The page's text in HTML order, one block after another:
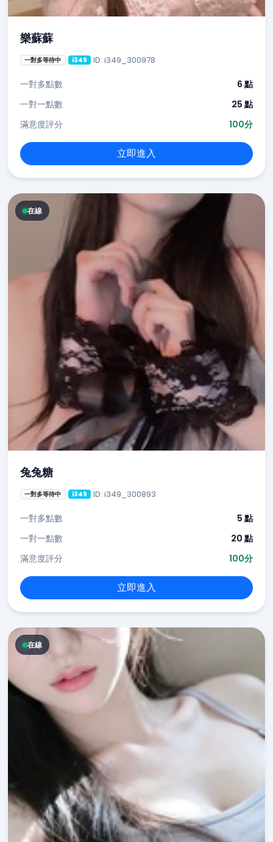
樂蘇蘇
一對多等待中 i349 ID: i349_300978
一對多點數
6 點
一對一點數
25 點
滿意度評分
100分
立即進入
在線
兔兔糖
一對多等待中 i349 ID: i349_300893
一對多點數
5 點
一對一點數
20 點
滿意度評分
100分
立即進入
在線